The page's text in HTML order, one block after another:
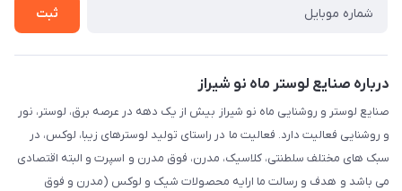
ثبت
درباره صنایع لوستر ماه نو شیراز
صنایع لوستر و روشنایی ماه نو شیراز بیش از یک دهه در عرصه برق، لوستر، نور
و روشنایی فعالیت دارد. فعالیت ما در راستای تولید لوسترهای زیبا، لوکس، در
سبک های مختلف سلطنتی، کلاسیک، مدرن، فوق مدرن و اسپرت و البته اقتصادی
می باشد و هدف و رسالت ما ارایه محصولات شیک و لوکس (مدرن و فوق